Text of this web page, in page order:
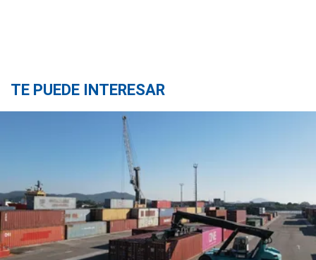
TE PUEDE INTERESAR